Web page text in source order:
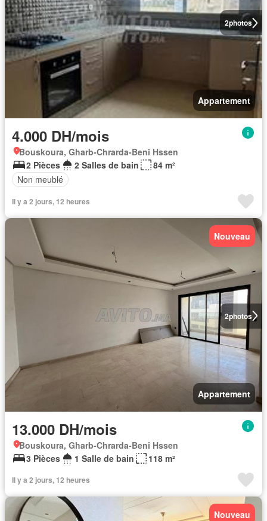
2photos
Appartement
4.000 DH/mois
Bouskoura, Gharb-Chrarda-Beni Hssen
2 Pièces
2 Salles de bain
84 m²
Non meublé
Il y a 2 jours, 12 heures
2photos
Nouveau
Appartement
13.000 DH/mois
Bouskoura, Gharb-Chrarda-Beni Hssen
3 Pièces
1 Salle de bain 118 m²
Il y a 2 jours, 12 heures
Nouveau